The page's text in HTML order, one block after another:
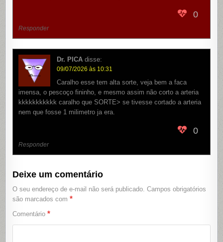
0
Responder
Dr. PICA disse:
09/07/2026 às 10:31
Caralho esse tem alta sorte, veja bem a faca
imensa, o pescoço fininho, e mesmo assim não corto a arteria
kkkkkkkkkkk caralho que SORTE> se tivesse cortado a arteria
nem que fosse 1 milimetro ja era.
0
Responder
Deixe um comentário
O seu endereço de e-mail não será publicado. Campos obrigatórios
são marcados com*
Comentário*